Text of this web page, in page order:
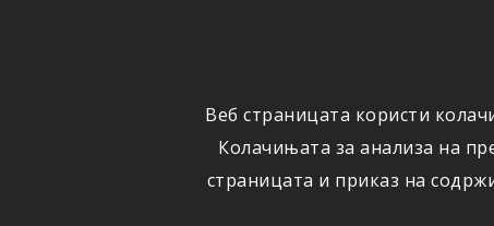
Веб страницата користи
Колачињата за анализа на
страницата и приказ на
ОСИГУРУВАЊЕ ШТЕТИ